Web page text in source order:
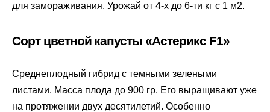
для замораживания. Урожай от 4-х до 6-ти кг с 1 м2.
Сорт цветной капусты «Астерикс F1»
Среднеплодный гибрид с темными зелеными
листами. Масса плода до 900 гр. Его выращивают уже
на протяжении двух десятилетий. Особенно